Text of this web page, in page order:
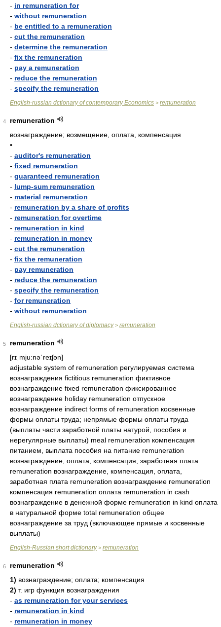
- in remuneration for
- without remuneration
- be entitled to a remuneration
- cut the remuneration
- determine the remuneration
- fix the remuneration
- pay a remuneration
- reduce the remuneration
- specify the remuneration
English-russian dctionary of contemporary Economics > remuneration
4
remuneration
вознаграждение; возмещение, оплата, компенсация
•
- auditor's remuneration
- fixed remuneration
- guaranteed remuneration
- lump-sum remuneration
- material remuneration
- remuneration by a share of profits
- remuneration for overtime
- remuneration in kind
- remuneration in money
- cut the remuneration
- fix the remuneration
- pay remuneration
- reduce the remuneration
- specify the remuneration
- for remuneration
- without remuneration
English-russian dctionary of diplomacy> remuneration
5
remuneration
[rɪˌmju:nəˈreɪʃən]
adjustable system of remuneration регулируемая система
вознаграждения fictitious remuneration фиктивное
вознаграждение fixed remuneration фиксированное
вознаграждение holiday remuneration отпускное
вознаграждение indirect forms of remuneration косвенные
формы оплаты труда; непрямые формы оплаты труда
(выплаты части заработной платы натурой, пособия и
нерегулярные выплаты) meal remuneration компенсация
питанием, выплата пособия на питание remuneration
вознаграждение, оплата, компенсация; заработная плата
remuneration вознаграждение, компенсация, оплата,
заработная плата remuneration вознаграждение remuneration
компенсация remuneration оплата remuneration in cash
вознаграждение в денежной форме remuneration in kind оплата
в натуральной форме total remuneration общее
вознаграждение за труд (включающее прямые и косвенные
выплаты)
English-Russian short dictionary> remuneration
6
remuneration
1) вознаграждение; оплата; компенсация
2) т. игр функция вознаграждения
- as remuneration for your services
- remuneration in kind
- remuneration in money